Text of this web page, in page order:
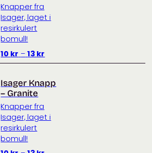
Knapper fra
Isager, laget i
resirkulert
bomull!
10 kr – 13 kr
10 kr
13 kr
Isager Knapp
– Granite
Knapper fra
Isager, laget i
resirkulert
bomull!